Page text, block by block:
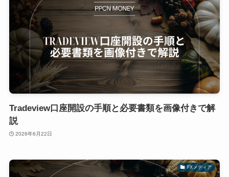
Tradeview口座開設の手順と必要書類を画像付きで解
説
2026年6月22日
FXメディア